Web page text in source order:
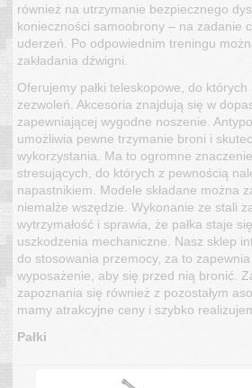
również na utrzymanie bezpiecznego
konieczności samoobrony – na zadanie
uderzeń. Po odpowiednim treningu
zakładania dźwigni.
Oferujemy pałki teleskopowe, do
zezwoleń. Akcesoria znajdują się w
zapewniającej wygodne noszenie.
umożliwia pewne trzymanie broni i
wykorzystania. Ma to ogromne
stresujących, do których z pewnością
napastnikiem. Modele składane można
niemalże wszędzie. Wykonanie ze stali
wytrzymałość i sprawia, że pałka staje
uszkodzenia mechaniczne. Nasz sklep
do stosowania przemocy, za to
wyposażenie, aby się przed nią bronić.
zapoznania się również z pozostałym
mamy atrakcyjne ceny i szybko
Pałki